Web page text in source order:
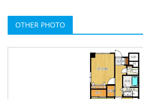
OTHER PHOTO